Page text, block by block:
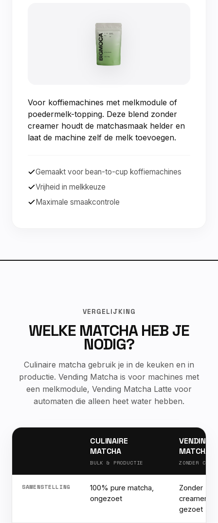
Voor koffiemachines met melkmodule of
poedermelk-topping. Deze blend zonder
creamer houdt de matchasmaak helder en
laat de machine zelf de melk toevoegen.
Gemaakt voor bean-to-cup koffiemachines
Vrijheid in melkkeuze
Maximale smaakcontrole
VERGELIJKING
WELKE MATCHA HEB JE
NODIG?
Culinaire matcha gebruik je in de keuken en in
productie. Vending Matcha is voor machines met
een melkmodule, Vending Matcha Latte voor
automaten die alleen heet water hebben.
CULINAIRE
MATCHA
BULK & PRODUCTIE
VENDING
MATCHA
ZONDER
SAMENSTELLING
100% pure matcha,
ongezoet
Zonder
creamer,
gezoet